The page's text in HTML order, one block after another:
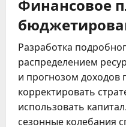
Разработка
распределением
и прогнозом доходов
корректировать
использовать
сезонные колебания